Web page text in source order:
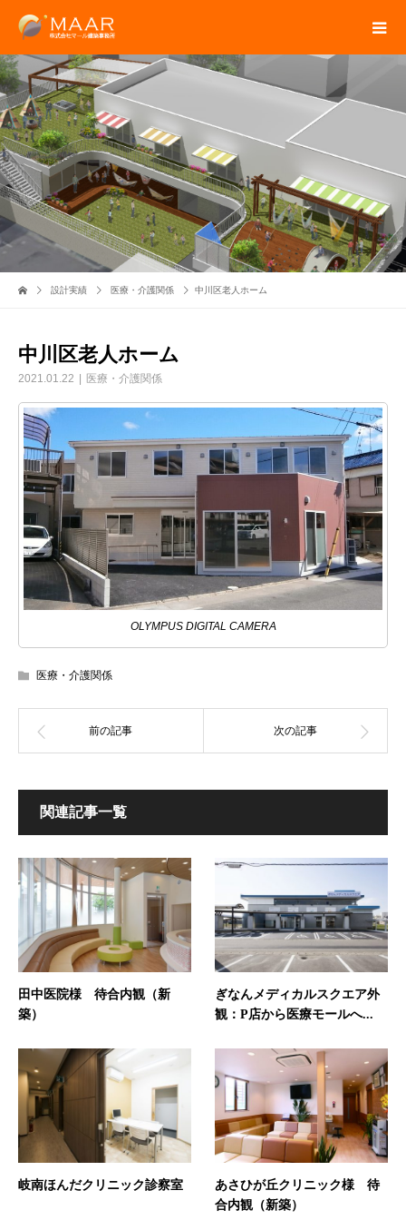
設計実績 医療・介護関係 中川区老人ホーム
中川区老人ホーム
2021.01.22 医療・介護関係
OLYMPUS DIGITAL CAMERA
医療・介護関係
関連記事一覧
田中医院様 待合内観（新
築）
ぎなんメディカルスクエア外
観：P店から医療モールへ...
岐南ほんだクリニック診察室
あさひが丘クリニック様 待
合内観（新築）